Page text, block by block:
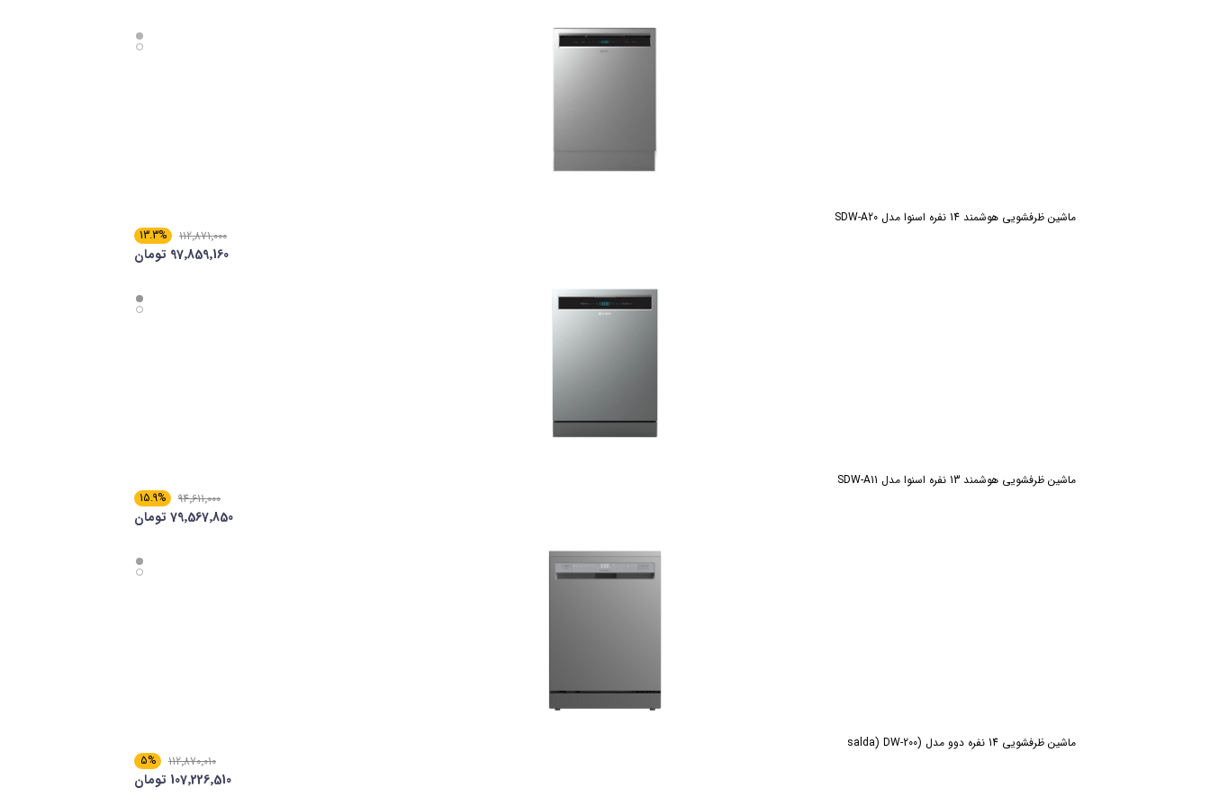
ماشین ظرفشویی هوشمند 14 نفره اسنوا مدل SDW-A20
112٬871٬000
13.3%
97٬859٬160 تومان
ماشین ظرفشویی هوشمند 13 نفره اسنوا مدل SDW-A11
94٬611٬000
15.9%
79٬567٬850 تومان
ماشین ظرفشویی 14 نفره دوو مدل (salda) DW-200
112٬870٬010
5%
107٬226٬510 تومان